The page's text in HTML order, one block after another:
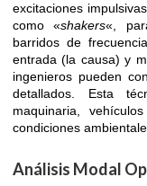
excitaciones
como «shakers«,
barridos de
entrada (la causa) y
ingenieros pueden
detallados. Esta
maquinaria,
condiciones
Análisis Modal